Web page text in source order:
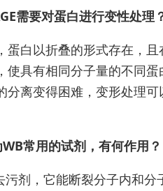
需要对蛋白进行变性处理
蛋白以折叠的形式存在，
使具有相同分子量的不同
分离变得困难，变形处理
WB常用的试剂，有何作用？
污剂，它能断裂分子内和